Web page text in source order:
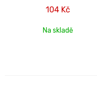
104 Kč
Na skladě